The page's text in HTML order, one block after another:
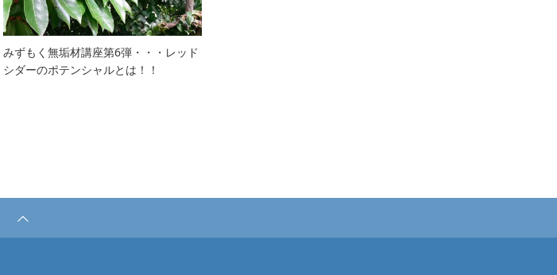
みずもく無垢材講座第6弾・・・レッド
シダーのポテンシャルとは！！